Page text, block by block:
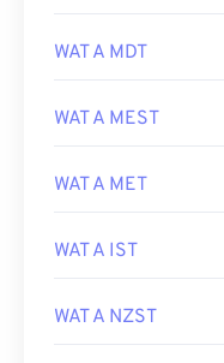
WAT A MDT
WAT A MEST
WAT A MET
WAT A IST
WAT A NZST